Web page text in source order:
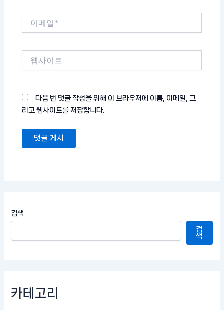
다음 번 댓글 작성을 위해 이 브라우저에 이름, 이메일, 그
리고 웹사이트를 저장합니다.
검색
검
색
카테고리